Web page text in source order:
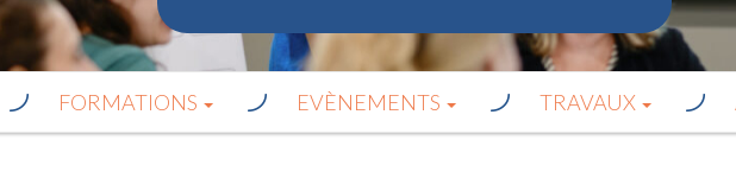
FORMATIONS EVÈNEMENTS TRAVAUX